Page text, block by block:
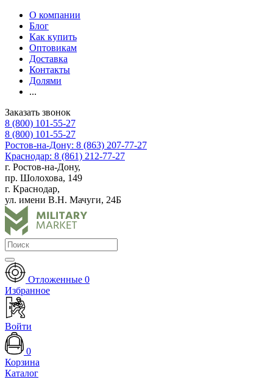
О компании
Блог
Как купить
Оптовикам
Доставка
Контакты
Долями
...
Заказать звонок
8 (800) 101-55-27
8 (800) 101-55-27
Ростов-на-Дону: 8 (863) 207-77-27
Краснодар: 8 (861) 212-77-27
г. Ростов-на-Дону,
пр. Шолохова, 149
г. Краснодар,
ул. имени В.Н. Мачуги, 24Б
Отложенные 0
Избранное
Войти
0
Корзина
Каталог